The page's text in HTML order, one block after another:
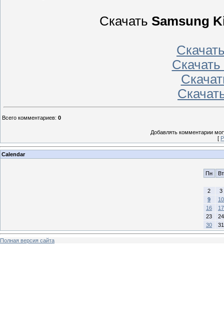
Скачать Samsung
Всего комментариев: 0
Добавлять комментарии
[
Calendar
Пн Вт
2
3
9
10
16
17
23
24
30
31
Полная версия сайта